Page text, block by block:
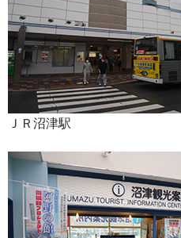
ＪＲ沼津駅